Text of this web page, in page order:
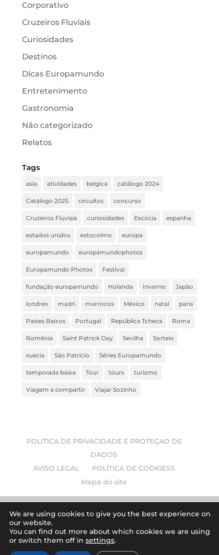
Corporativo
Cruzeiros Fluviais
Curiosidades
Destinos
Dicas Europamundo
Entretenimento
Gastronomia
Não categorizado
Relatos
Tags
asia atividades belgica catálogo 2024
Catálogo 2025 circuitos concurso
Cruzeiros Fluviais curiosidades Escócia espanha
estados unidos estocolmo europa
europamundo europamundophotos
Europamundo Photos Festival
fundação europamundo Holanda Inverno Japão
londres madri marrocos México natal paris
Países Baixos Portugal República Tcheca Roma
Romênia Saint Patrick Day Sevilha Sorteio
suecia São Patricio Séries Europamundo
temporada baixa Tour tours turismo
Viagem a compartir Viajar Sozinho
POLÍTICA DE PRIVACIDADE E PROTEÇAO DE
DADOS
AVISO LEGAL
POLÍTICA DE COOKIESS
Mapa do site
© 2026 Europamundo blog . Todos los derechos
reservados.| Art by
We are using cookies to give you the best experience on
our website.
You can find out more about which cookies we are using
or switch them off in settings.